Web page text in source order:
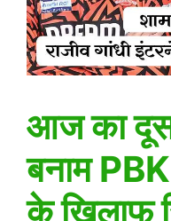
आज का
बनाम
के खिलाफ